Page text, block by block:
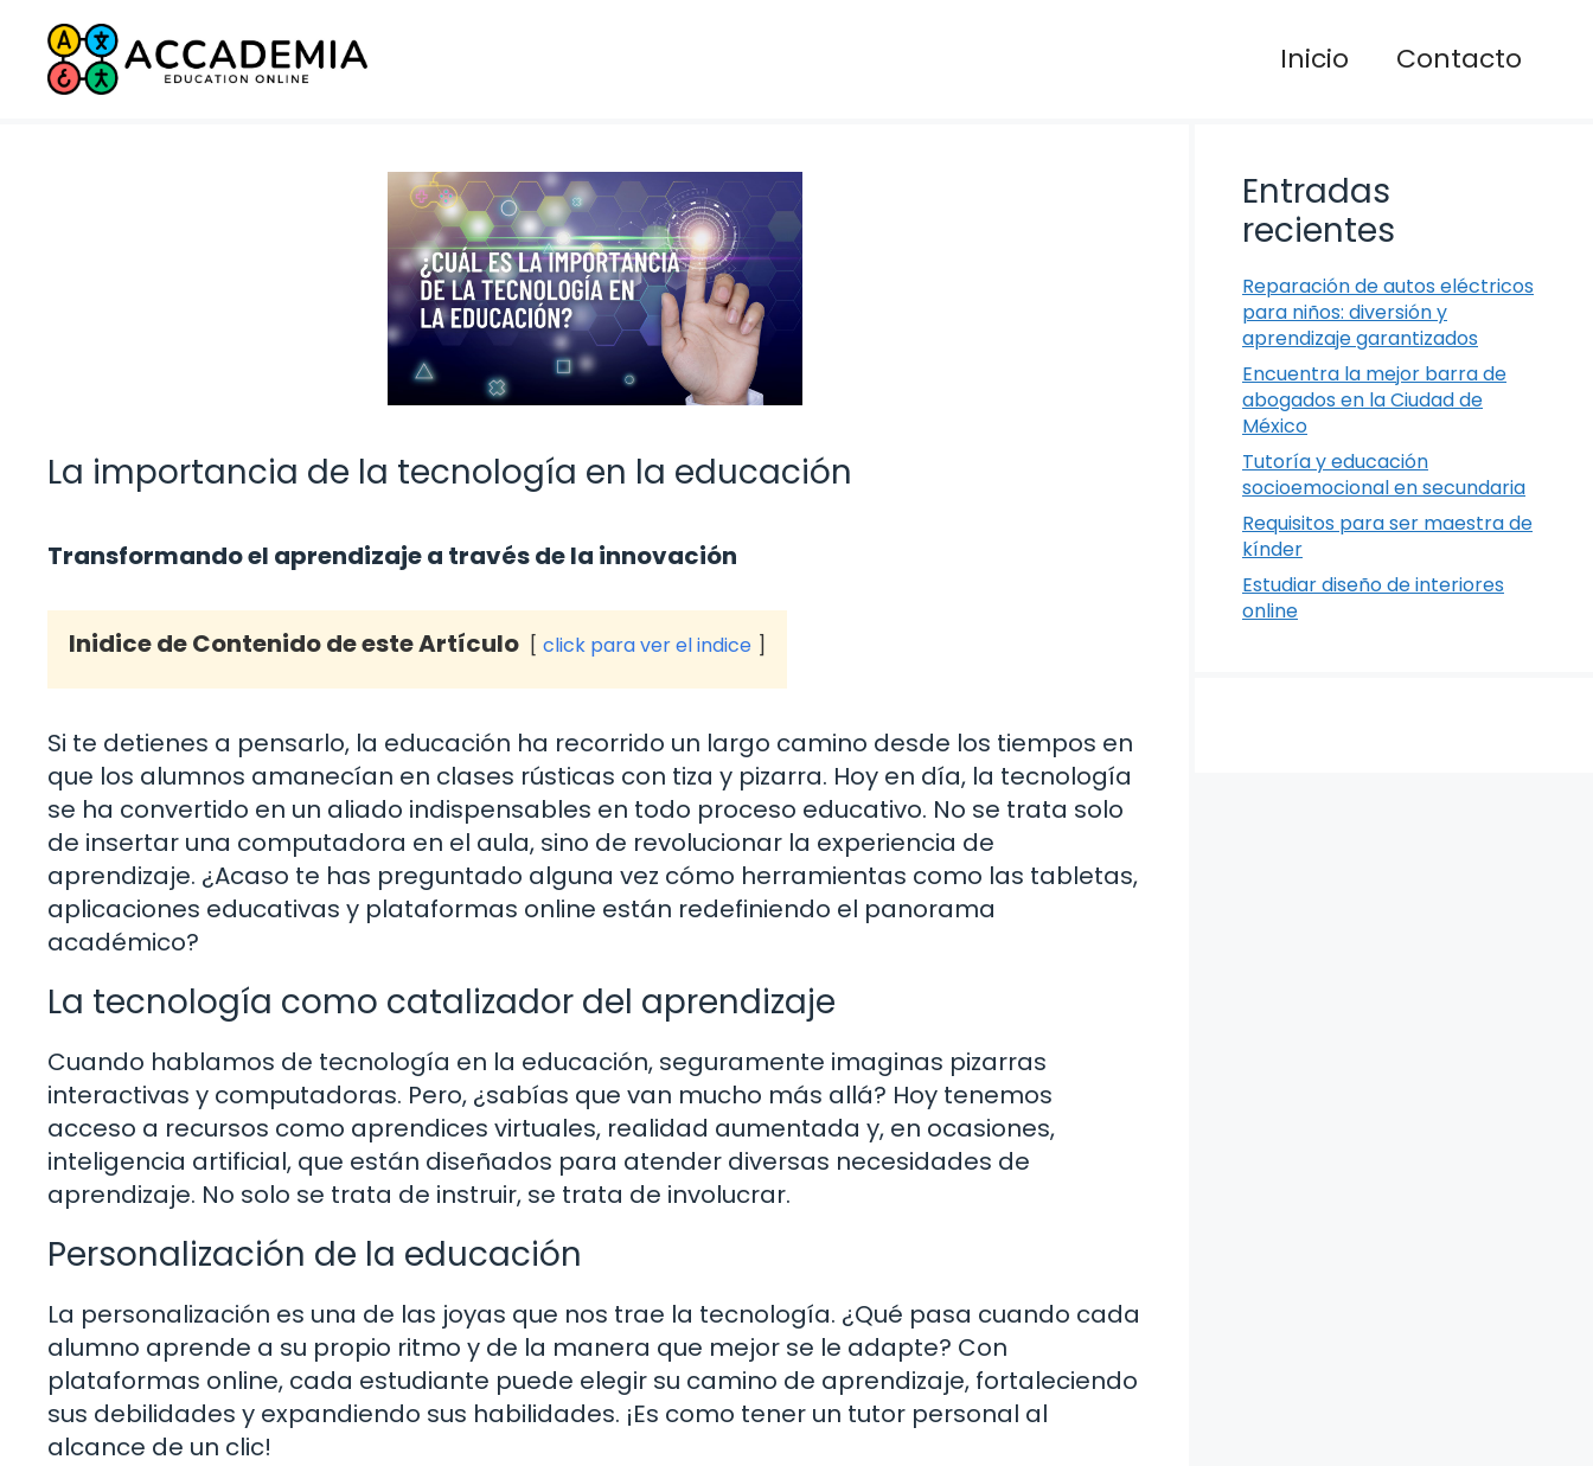
Saltar
contenido
Inicio Contacto
La importancia de la tecnología en la educación
Transformando el aprendizaje a través de la innovación
Inidice de Contenido de este Artículo click para ver el indice
Si te detienes a pensarlo, la educación ha recorrido un largo camino desde los tiempos en
que los alumnos amanecían en clases rústicas con tiza y pizarra. Hoy en día, la tecnología
se ha convertido en un aliado indispensables en todo proceso educativo. No se trata solo
de insertar una computadora en el aula, sino de revolucionar la experiencia de
aprendizaje. ¿Acaso te has preguntado alguna vez cómo herramientas como las tabletas,
aplicaciones educativas y plataformas online están redefiniendo el panorama
académico?
La tecnología como catalizador del aprendizaje
Cuando hablamos de tecnología en la educación, seguramente imaginas pizarras
interactivas y computadoras. Pero, ¿sabías que van mucho más allá? Hoy tenemos
acceso a recursos como aprendices virtuales, realidad aumentada y, en ocasiones,
inteligencia artificial, que están diseñados para atender diversas necesidades de
aprendizaje. No solo se trata de instruir, se trata de involucrar.
Personalización de la educación
La personalización es una de las joyas que nos trae la tecnología. ¿Qué pasa cuando cada
alumno aprende a su propio ritmo y de la manera que mejor se le adapte? Con
plataformas online, cada estudiante puede elegir su camino de aprendizaje, fortaleciendo
sus debilidades y expandiendo sus habilidades. ¡Es como tener un tutor personal al
alcance de un clic!
Entradas
recientes
Reparación de autos eléctricos
para niños: diversión y
aprendizaje garantizados
Encuentra la mejor barra de
abogados en la Ciudad de
México
Tutoría y educación
socioemocional en secundaria
Requisitos para ser maestra de
kínder
Estudiar diseño de interiores
online